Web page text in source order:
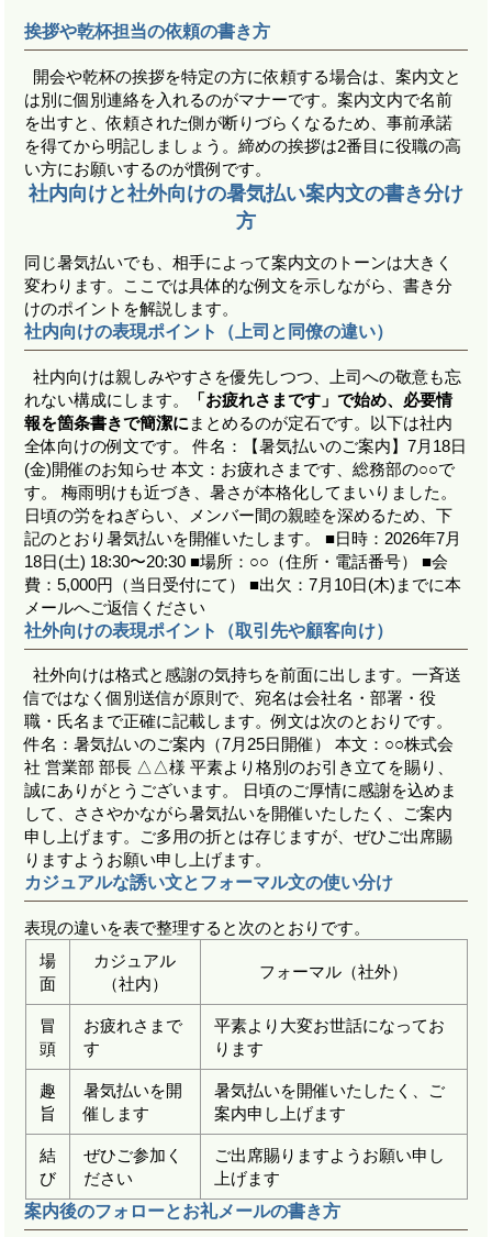
挨拶や乾杯担当の依頼の書き方
開会や乾杯の挨拶を特定の方に依頼する場合は、案内文と
は別に個別連絡を入れるのがマナーです。案内文内で名前
を出すと、依頼された側が断りづらくなるため、事前承諾
を得てから明記しましょう。締めの挨拶は2番目に役職の高
い方にお願いするのが慣例です。
社内向けと社外向けの暑気払い案内文の書き分け
方
同じ暑気払いでも、相手によって案内文のトーンは大きく
変わります。ここでは具体的な例文を示しながら、書き分
けのポイントを解説します。
社内向けの表現ポイント（上司と同僚の違い）
社内向けは親しみやすさを優先しつつ、上司への敬意も忘
れない構成にします。
「お疲れさまです」で始め、必要情
報を箇条書きで簡潔に まとめるのが定石です。以下は社内
全体向けの例文です。 件名：【暑気払いのご案内】7月18日
(金)開催のお知らせ 本文：お疲れさまです、総務部の○○で
す。 梅雨明けも近づき、暑さが本格化してまいりました。
日頃の労をねぎらい、メンバー間の親睦を深めるため、下
記のとおり暑気払いを開催いたします。 ■日時：2026年7月
18日(土) 18:30〜20:30 ■場所：○○（住所・電話番号） ■会
費：5,000円（当日受付にて） ■出欠：7月10日(木)までに本
メールへご返信ください
社外向けの表現ポイント（取引先や顧客向け）
社外向けは格式と感謝の気持ちを前面に出します。一斉送
信ではなく個別送信が原則で、宛名は会社名・部署・役
職・氏名まで正確に記載します。例文は次のとおりです。
件名：暑気払いのご案内（7月25日開催） 本文：○○株式会
社 営業部 部長 △△様 平素より格別のお引き立てを賜り、
誠にありがとうございます。 日頃のご厚情に感謝を込めま
して、ささやかながら暑気払いを開催いたしたく、ご案内
申し上げます。ご多用の折とは存じますが、ぜひご出席賜
りますようお願い申し上げます。
カジュアルな誘い文とフォーマル文の使い分け
表現の違いを表で整理すると次のとおりです。
場
面
カジュアル
（社内）
フォーマル（社外）
冒
頭
お疲れさまで
す
平素より大変お世話になってお
ります
趣
旨
暑気払いを開
催します
暑気払いを開催いたしたく、ご
案内申し上げます
結
び
ぜひご参加く
ださい
ご出席賜りますようお願い申し
上げます
案内後のフォローとお礼メールの書き方